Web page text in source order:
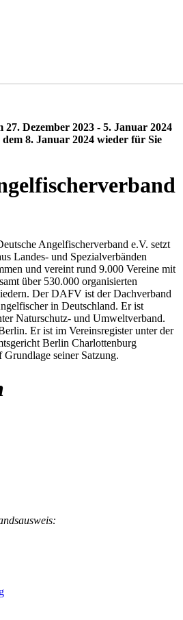
27. Dezember 2023 - 5. Januar 2024
8. Januar 2024 wieder für Sie
Angelfischerverband e.V. setzt
Landes- und Spezialverbänden
und vereint rund 9.000 Vereine mit
über 530.000 organisierten
Der DAFV ist der Dachverband
in Deutschland. Er ist
Naturschutz- und Umweltverband.
Er ist im Vereinsregister unter der
Berlin Charlottenburg
Grundlage seiner Satzung.